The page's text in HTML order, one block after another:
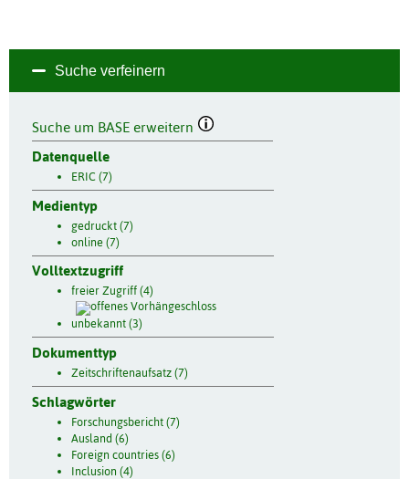
Suche verfeinern
Suche um BASE erweitern
Datenquelle
ERIC (7)
Medientyp
gedruckt (7)
online (7)
Volltextzugriff
freier Zugriff (4)
unbekannt (3)
Dokumenttyp
Zeitschriftenaufsatz (7)
Schlagwörter
Forschungsbericht (7)
Ausland (6)
Foreign countries (6)
Inclusion (4)